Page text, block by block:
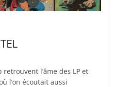
l’âme des LP et
l’on écoutait aussi